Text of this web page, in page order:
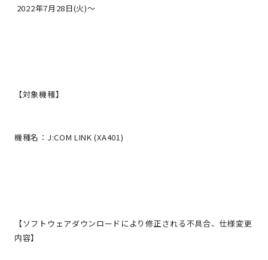
2022年7月28日(火)～
【対象機種】
機種名：J:COM LINK (XA401)
【ソフトウェアダウンロードにより修正される不具合、仕様変更
内容】